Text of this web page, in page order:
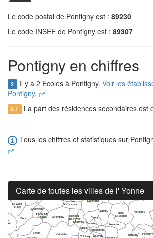
Le code postal de Pontigny est : 89230
Le code INSEE de Pontigny est : 89307
Pontigny en chiffres
2 Il y a 2 Ecoles à Pontigny. Voir les
Pontigny.
6.1 La part des résidences secondaires est
Tous les chiffres et statistiques sur
Carte de toutes les villes de l' Yonne